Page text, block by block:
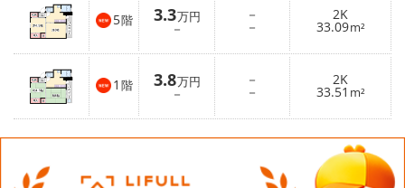
5階 3.3万円
－
－
－
2K
33.09m²
1 階 3.8万円
－
－
－
2K
33.51 m²